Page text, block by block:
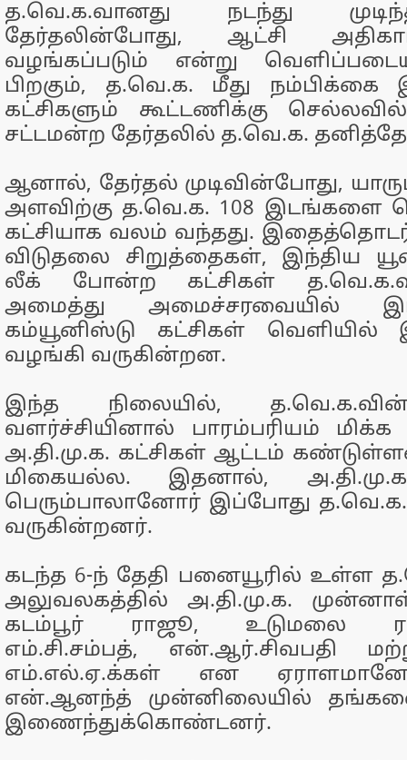
த.வெ.க.வானது நடந்து
தேர்தலின்போது, ஆட்சி
வழங்கப்படும் என்று
பிறகும், த.வெ.க. மீது
கட்சிகளும் கூட்டணிக்கு
சட்டமன்ற தேர்தலில் த.வெ.க.
ஆனால், தேர்தல் முடிவின்போது,
அளவிற்கு த.வெ.க. 108 இடங்களை
கட்சியாக வலம் வந்தது.
விடுதலை சிறுத்தைகள், இந்திய
லீக் போன்ற கட்சிகள்
அமைத்து அமைச்சரவையில்
கம்யூனிஸ்டு கட்சிகள் வெளியில்
வழங்கி வருகின்றன.
இந்த நிலையில், த.வெ.க.வின்
வளர்ச்சியினால் பாரம்பரியம் மிக்க
அ.தி.மு.க. கட்சிகள் ஆட்டம்
மிகையல்ல. இதனால்,
பெரும்பாலானோர் இப்போது
வருகின்றனர்.
கடந்த 6-ந் தேதி பனையூரில் உள்ள
அலுவலகத்தில் அ.தி.மு.க.
கடம்பூர் ராஜூ, உடுமலை
எம்.சி.சம்பத், என்.ஆர்.சிவபதி
எம்.எல்.ஏ.க்கள் என
என்.ஆனந்த் முன்னிலையில்
இணைந்துக்கொண்டனர்.